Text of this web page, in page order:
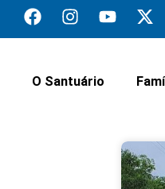
O Santuário